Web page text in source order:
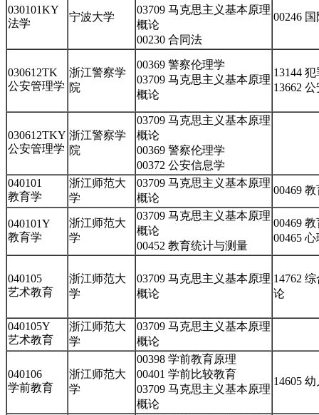
030101KY
法学
宁波大学
03709 马克思主义基本原理
概论
00230 合同法
00246
030612TK
公安管理学
浙江警察学
院
00369 警察伦理学
03709 马克思主义基本原理
概论
13144
13662
030612TKY
公安管理学
浙江警察学
院
03709 马克思主义基本原理
概论
00369 警察伦理学
00372 公安信息学
040101
教育学
浙江师范大
学
03709 马克思主义基本原理
概论
00469
040101Y
教育学
浙江师范大
学
03709 马克思主义基本原理
概论
00452 教育统计与测量
00469
00465
040105
艺术教育
浙江师范大
学
03709 马克思主义基本原理
概论
14762
论
040105Y
艺术教育
浙江师范大
学
03709 马克思主义基本原理
概论
040106
学前教育
浙江师范大
学
00398 学前教育原理
00401 学前比较教育
03709 马克思主义基本原理
概论
14605